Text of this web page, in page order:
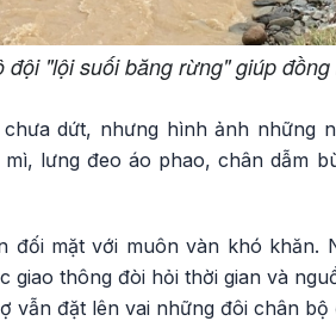
"lội suối băng rừng" giúp
dứt, nhưng hình ảnh những
lưng đeo áo phao, chân dẫm
đối mặt với muôn vàn khó khăn.
giao thông đòi hỏi thời gian và
vẫn đặt lên vai những đôi chân bộ